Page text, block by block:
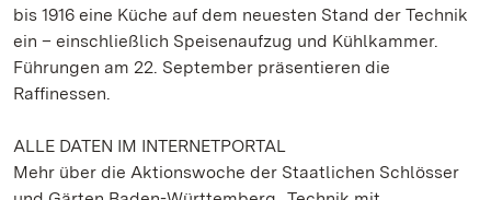
bis 1916 eine Küche auf dem neuesten Stand der Technik
ein – einschließlich Speisenaufzug und Kühlkammer.
Führungen am 22. September präsentieren die
Raffinessen.
ALLE DATEN IM INTERNETPORTAL
Mehr über die Aktionswoche der Staatlichen Schlösser